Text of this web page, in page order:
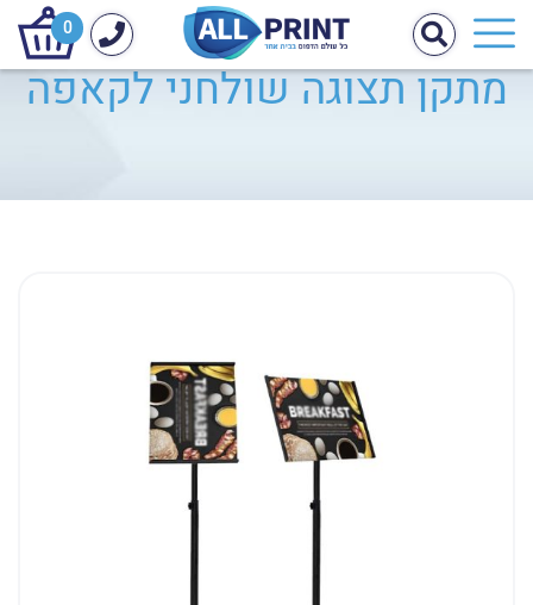
0
מתקן תצוגה שולחני לקאפה